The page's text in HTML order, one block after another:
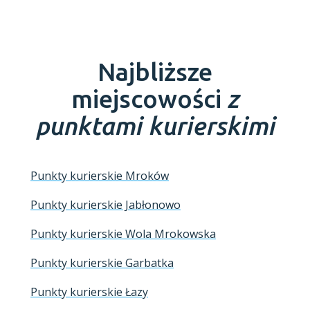
Najbliższe
miejscowości z
punktami kurierskimi
Punkty kurierskie Mroków
Punkty kurierskie Jabłonowo
Punkty kurierskie Wola Mrokowska
Punkty kurierskie Garbatka
Punkty kurierskie Łazy